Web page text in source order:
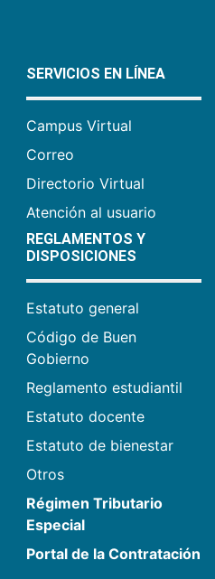
SERVICIOS EN LÍNEA
Campus Virtual
Correo
Directorio Virtual
Atención al usuario
REGLAMENTOS Y
DISPOSICIONES
Estatuto general
Código de Buen
Gobierno
Reglamento estudiantil
Estatuto docente
Estatuto de bienestar
Otros
Régimen Tributario
Especial
Portal de la Contratación